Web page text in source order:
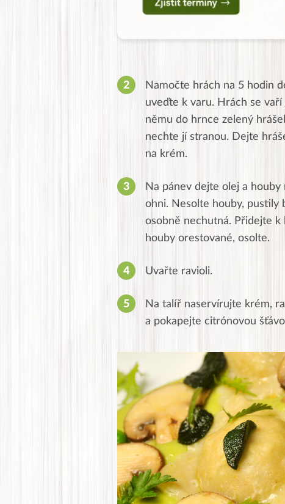
Namočte hrách na 5 hodin
uveďte k varu. Hrách se
němu do hrnce zelený
nechte jí stranou. Dejte
na krém.
Na pánev dejte olej a
ohni. Nesolte houby, pustily
osobně nechutná. Přidejte k
houby orestované, osolte.
Uvařte ravioli.
Na talíř naservírujte krém,
a pokapejte citrónovou